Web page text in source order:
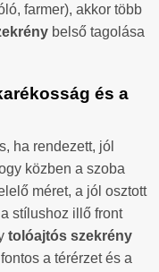
farmer), akkor több
belső tagolása
és a
ha rendezett, jól
közben a szoba
méret, a jól osztott
stílushoz illő front
tolóajtós szekrény
a térérzet és a